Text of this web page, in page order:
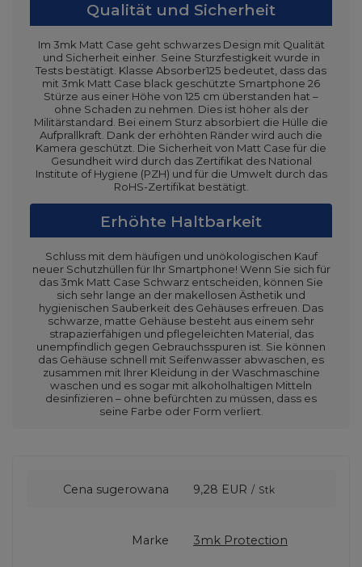
Qualität und Sicherheit
Im 3mk Matt Case geht schwarzes Design mit Qualität
und Sicherheit einher. Seine Sturzfestigkeit wurde in
Tests bestätigt. Klasse Absorber125 bedeutet, dass das
mit 3mk Matt Case black geschützte Smartphone 26
Stürze aus einer Höhe von 125 cm überstanden hat –
ohne Schaden zu nehmen. Dies ist höher als der
Militärstandard. Bei einem Sturz absorbiert die Hülle die
Aufprallkraft. Dank der erhöhten Ränder wird auch die
Kamera geschützt. Die Sicherheit von Matt Case für die
Gesundheit wird durch das Zertifikat des National
Institute of Hygiene (PZH) und für die Umwelt durch das
RoHS-Zertifikat bestätigt.
Erhöhte Haltbarkeit
Schluss mit dem häufigen und unökologischen Kauf
neuer Schutzhüllen für Ihr Smartphone! Wenn Sie sich für
das 3mk Matt Case Schwarz entscheiden, können Sie
sich sehr lange an der makellosen Ästhetik und
hygienischen Sauberkeit des Gehäuses erfreuen. Das
schwarze, matte Gehäuse besteht aus einem sehr
strapazierfähigen und pflegeleichten Material, das
unempfindlich gegen Gebrauchsspuren ist. Sie können
das Gehäuse schnell mit Seifenwasser abwaschen, es
zusammen mit Ihrer Kleidung in der Waschmaschine
waschen und es sogar mit alkoholhaltigen Mitteln
desinfizieren – ohne befürchten zu müssen, dass es
seine Farbe oder Form verliert.
Cena sugerowana 9,28 EUR / Stk
Marke 3mk Protection